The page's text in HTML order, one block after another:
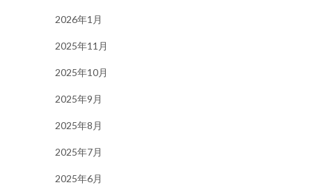
2026年1月
2025年11月
2025年10月
2025年9月
2025年8月
2025年7月
2025年6月